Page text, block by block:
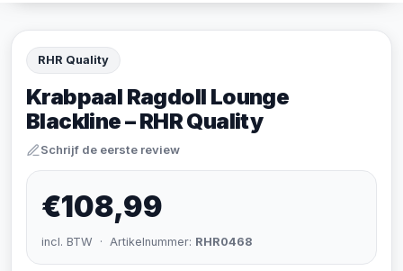
RHR Quality
Krabpaal Ragdoll Lounge
Blackline – RHR Quality
Schrijf de eerste review
€108,99
incl. BTW · Artikelnummer: RHR0468